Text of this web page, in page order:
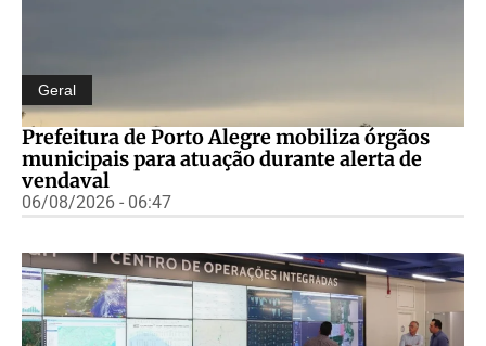
Geral
Prefeitura de Porto Alegre mobiliza órgãos
municipais para atuação durante alerta de
vendaval
06/08/2026 - 06:47